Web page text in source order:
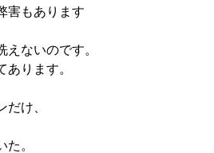
害もあります
ないのです。
ります。
け、
。